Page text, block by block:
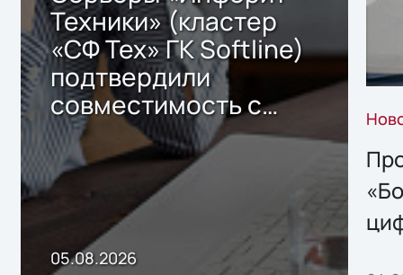
Техники» (кластер
«СФ Тех» ГК Softline)
подтвердили
совместимость с
решением Sharx
Storage 2.x для
хранения данных
05.08.2026